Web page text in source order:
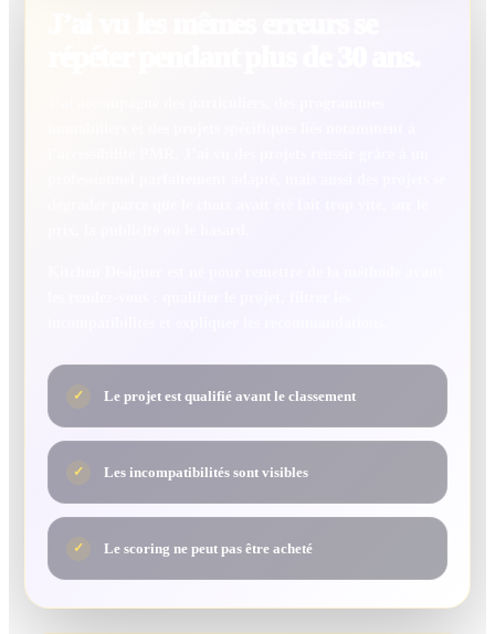
✓ Le projet est qualifié avant le classement
✓ Les incompatibilités sont visibles
✓ Le scoring ne peut pas être acheté